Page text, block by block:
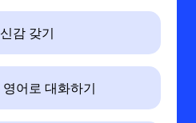
감 갖기
어로 대화하기